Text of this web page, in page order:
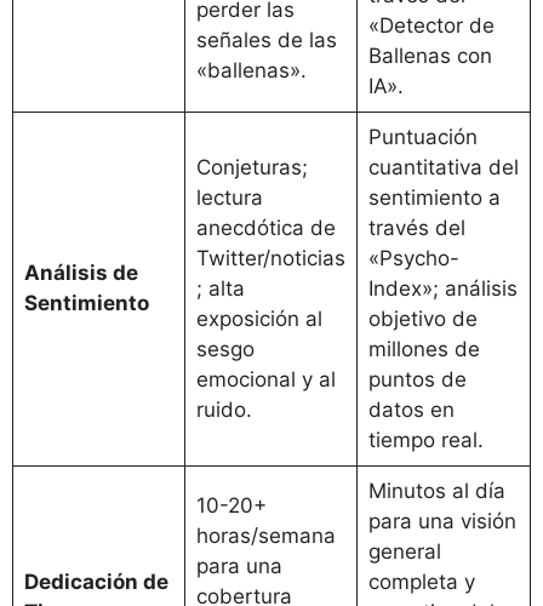
perder las
señales de las
«ballenas».
«Detector de
Ballenas con
IA».
Análisis de
Sentimiento
Conjeturas;
lectura
anecdótica de
Twitter/noticias
; alta
exposición al
sesgo
emocional y al
ruido.
Puntuación
cuantitativa del
sentimiento a
través del
«Psycho-
Index»; análisis
objetivo de
millones de
puntos de
datos en
tiempo real.
Dedicación de
10-20+
horas/semana
para una
cobertura
Minutos al día
para una visión
general
completa y